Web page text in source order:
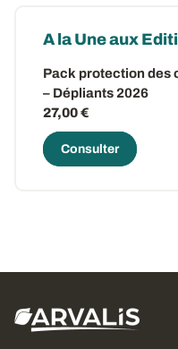
A la Une aux
Pack protection des
– Dépliants 2026
27,00 €
Consulter